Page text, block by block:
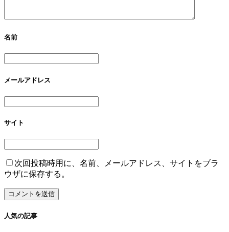
名前
メールアドレス
サイト
次回投稿時用に、名前、メールアドレス、サイトをブラ
ウザに保存する。
人気の記事